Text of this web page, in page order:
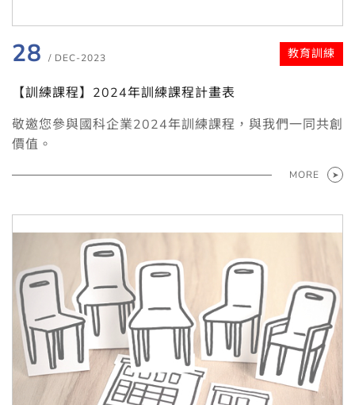
28 / DEC-2023 教育訓練
【訓練課程】2024年訓練課程計畫表
敬邀您參與國科企業2024年訓練課程，與我們一同共創
價值。
MORE